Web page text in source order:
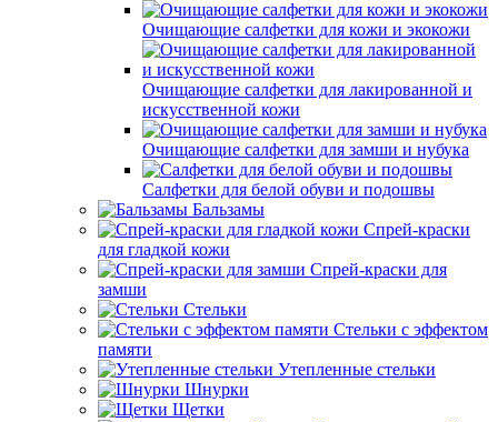
Очищающие салфетки для кожи и экокожи
Очищающие салфетки для лакированной и
искусственной кожи
Очищающие салфетки для замши и нубука
Салфетки для белой обуви и подошвы
Бальзамы
Спрей-краски
для гладкой кожи
Спрей-краски для
замши
Стельки
Стельки с эффектом
памяти
Утепленные стельки
Шнурки
Щетки